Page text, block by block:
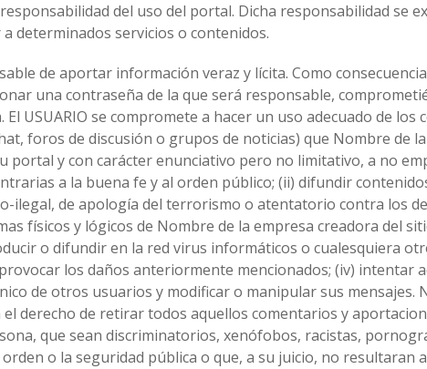
del uso del portal. Dicha responsabilidad se
determinados servicios o contenidos.
de aportar información veraz y lícita. Como
una contraseña de la que será responsable,
USUARIO se compromete a hacer un uso adecuado de los
foros de discusión o grupos de noticias) que Nombre de
portal y con carácter enunciativo pero no limitativo, a no
a la buena fe y al orden público; (ii) difundir
ilegal, de apología del terrorismo o atentatorio contra los
físicos y lógicos de Nombre de la empresa creadora del
o difundir en la red virus informáticos o cualesquiera
los daños anteriormente mencionados; (iv) intentar
de otros usuarios y modificar o manipular sus mensajes.
derecho de retirar todos aquellos comentarios y
que sean discriminatorios, xenófobos, racistas,
o la seguridad pública o que, a su juicio, no resultaran